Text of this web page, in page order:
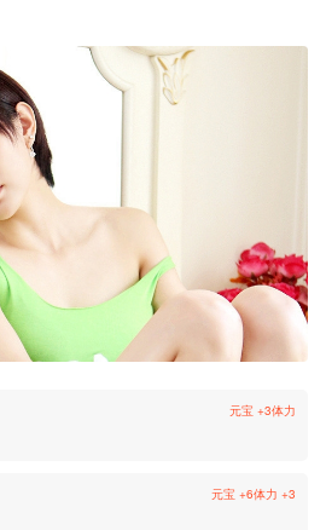
体力
元宝 +3
体力 +3
元宝 +6